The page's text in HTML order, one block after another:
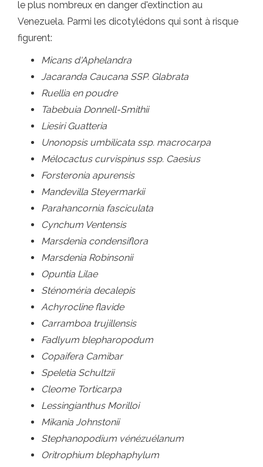
le plus nombreux en danger d'extinction au
Venezuela. Parmi les dicotylédons qui sont à risque
figurent:
Micans d'Aphelandra
Jacaranda Caucana SSP. Glabrata
Ruellia en poudre
Tabebuia Donnell-Smithii
Liesiri Guatteria
Unonopsis umbilicata ssp. macrocarpa
Mélocactus curvispinus ssp. Caesius
Forsteronia apurensis
Mandevilla Steyermarkii
Parahancornia fasciculata
Cynchum Ventensis
Marsdenia condensiflora
Marsdenia Robinsonii
Opuntia Lilae
Sténoméria decalepis
Achyrocline flavide
Carramboa trujillensis
Fadlyum blepharopodum
Copaifera Camibar
Speletia Schultzii
Cleome Torticarpa
Lessingianthus Morilloi
Mikania Johnstonii
Stephanopodium vénézuélanum
Oritrophium blephaphylum